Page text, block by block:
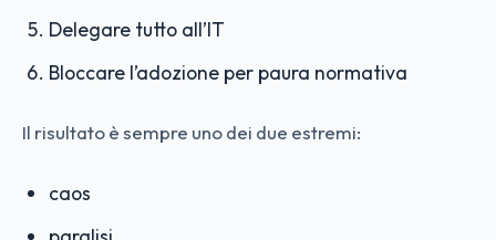
Delegare tutto all’IT
Bloccare l’adozione per paura normativa
Il risultato è sempre uno dei due estremi:
caos